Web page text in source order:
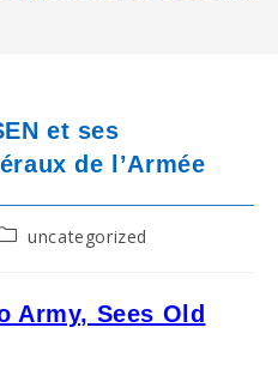
et ses
de l’Armée
uncategorized
Army, Sees Old